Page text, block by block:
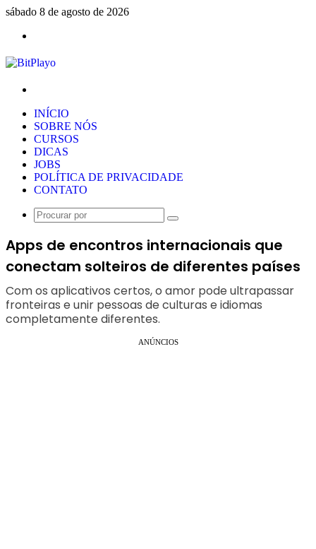
sábado 8 de agosto de 2026
INÍCIO
SOBRE NÓS
CURSOS
DICAS
JOBS
POLÍTICA DE PRIVACIDADE
CONTATO
Procurar
Apps de encontros internacionais que
conectam solteiros de diferentes países
Com os aplicativos certos, o amor pode ultrapassar
fronteiras e unir pessoas de culturas e idiomas
completamente diferentes.
ANÚNCIOS